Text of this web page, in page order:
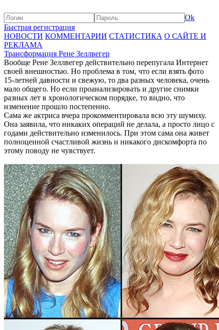
Ok
Быстрая регистрация
НОВОСТИ КОММЕНТАРИИ СТАТИСТИКА О САЙТЕ И
РЕКЛАМА
Трансформация Рене Зеллвегер
Вообще Рене Зеллвегер действительно перепугала Интернет
своей внешностью. Но проблема в том, что если взять фото
15-летней давности и свежую, то два разных человека, очень
мало общего. Но если проанализировать и другие снимки
разных лет в хронологическом порядке, то видно, что
изменение прошло постепенно.
Сама же актриса вчера прокомментировала всю эту шумиху.
Она заявила, что никаких операций не делала, а просто лицо с
годами действительно изменилось. При этом сама она живет
полноценной счастливой жизнь и никакого дискомфорта по
этому поводу не чувствует.